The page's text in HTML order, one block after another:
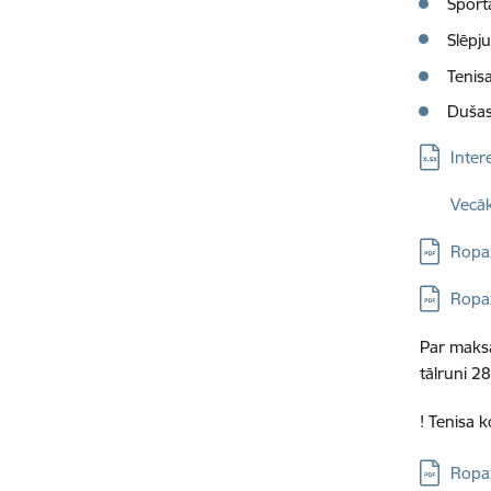
Par
tālruni
! Tenisa